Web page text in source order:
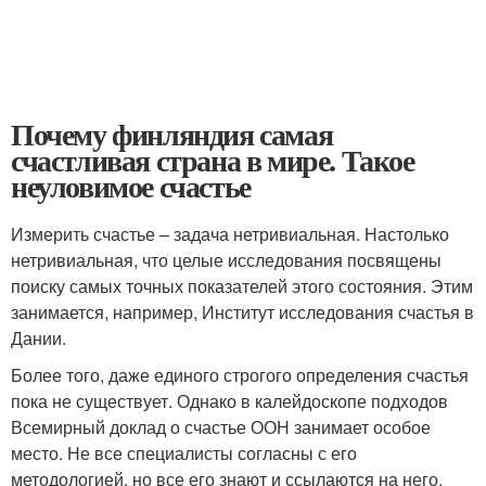
Почему финляндия самая
счастливая страна в мире. Такое
неуловимое счастье
Измерить счастье – задача нетривиальная. Настолько
нетривиальная, что целые исследования посвящены
поиску самых точных показателей этого состояния. Этим
занимается, например, Институт исследования счастья в
Дании.
Более того, даже единого строгого определения счастья
пока не существует. Однако в калейдоскопе подходов
Всемирный доклад о счастье ООН занимает особое
место. Не все специалисты согласны с его
методологией, но все его знают и ссылаются на него.